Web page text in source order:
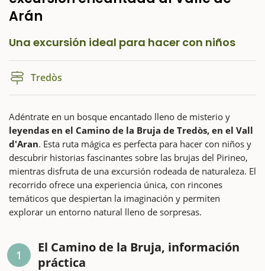
Arán
Una excursión ideal para hacer con niños
Tredòs
Adéntrate en un bosque encantado lleno de misterio y
leyendas en el Camino de la Bruja de Tredòs, en el Vall
d'Aran. Esta ruta mágica es perfecta para hacer con niños y
descubrir historias fascinantes sobre las brujas del Pirineo,
mientras disfruta de una excursión rodeada de naturaleza. El
recorrido ofrece una experiencia única, con rincones
temáticos que despiertan la imaginación y permiten
explorar un entorno natural lleno de sorpresas.
1
El Camino de la Bruja, información
práctica